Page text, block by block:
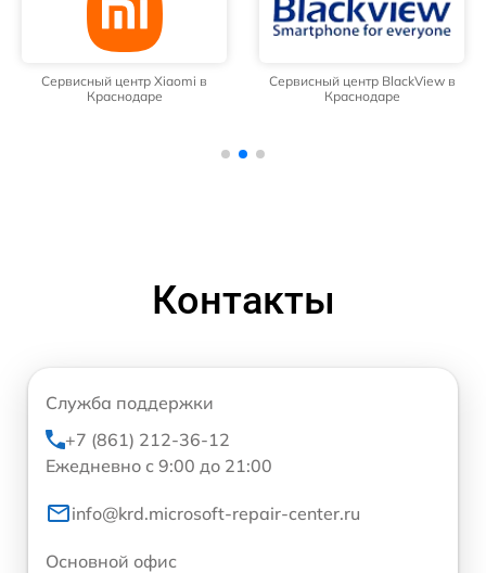
Сервисный центр Xiaomi в
Краснодаре
Сервисный центр BlackView в
Краснодаре
Контакты
Служба поддержки
+7 (861) 212-36-12
Ежедневно с 9:00 до 21:00
info@krd.microsoft-repair-center.ru
Основной офис